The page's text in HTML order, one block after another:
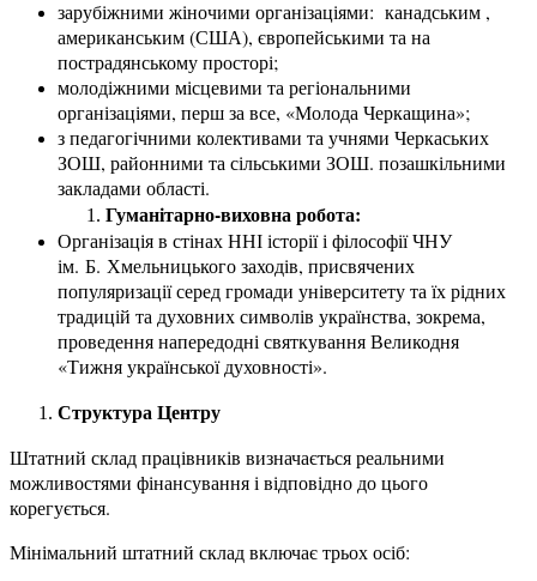
зарубіжними жіночими організаціями: канадським ,
американським (США), європейськими та на
пострадянському просторі;
молодіжними місцевими та регіональними
організаціями, перш за все, «Молода Черкащина»;
з педагогічними колективами та учнями Черкаських
ЗОШ, районними та сільськими ЗОШ. позашкільними
закладами області.
Гуманітарно-виховна робота:
Організація в стінах ННІ історії і філософії ЧНУ
ім. Б. Хмельницького заходів, присвячених
популяризації серед громади університету та їх рідних
традицій та духовних символів українства, зокрема,
проведення напередодні святкування Великодня
«Тижня української духовності».
Структура Центру
Штатний склад працівників визначається реальними
можливостями фінансування і відповідно до цього
корегується.
Мінімальний штатний склад включає трьох осіб: